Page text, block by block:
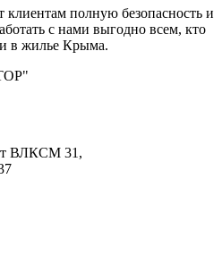
клиентам полную безопасность и
с нами выгодно всем, кто
в жилье Крыма.
ВЛКСМ 31,